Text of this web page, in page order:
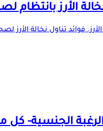
الأرز بانتظام
الأرز. فوائد تناول
الجنسية- كل